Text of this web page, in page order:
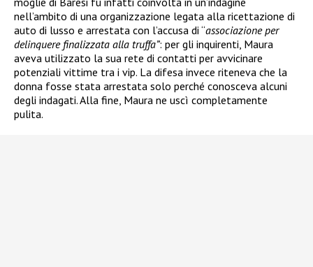
nell’ambito di una organizzazione legata alla ricettazione di
auto di lusso e arrestata con l’accusa di “associazione per
delinquere finalizzata alla truffa”: per gli inquirenti, Maura
aveva utilizzato la sua rete di contatti per avvicinare
potenziali vittime tra i vip. La difesa invece riteneva che la
donna fosse stata arrestata solo perché conosceva alcuni
degli indagati. Alla fine, Maura ne uscì completamente
pulita.